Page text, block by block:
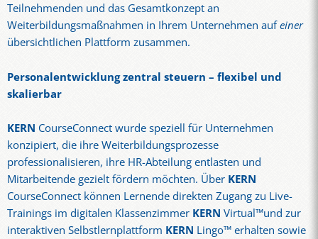
Teilnehmenden und das Gesamtkonzept an
Weiterbildungsmaßnahmen in Ihrem Unternehmen aufeiner
übersichtlichen Plattform zusammen.
Personalentwicklung zentral steuern – flexibel und
skalierbar
KERN CourseConnect wurde speziell für Unternehmen
konzipiert, die ihre Weiterbildungsprozesse
professionalisieren, ihre HR-Abteilung entlasten und
Mitarbeitende gezielt fördern möchten. Über KERN
CourseConnect können Lernende direkten Zugang zu Live-
Trainings im digitalen Klassenzimmer KERN Virtual™und zur
interaktiven Selbstlernplattform KERN Lingo™ erhalten sowie